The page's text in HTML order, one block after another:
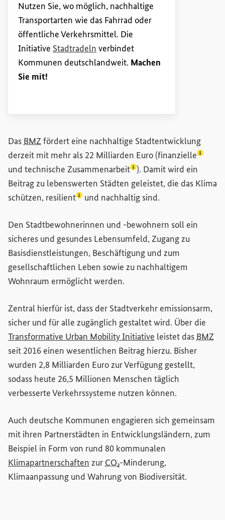
Nutzen Sie, wo möglich, nachhaltige
Transportarten wie das Fahrrad oder
öffentliche Verkehrsmittel. Die
Initiative Stadtradeln (Externer Link)
verbindet
Kommunen deutschlandweit. Machen
Sie mit!
Das BMZfördert eine nachhaltige Stadtentwicklung
derzeit mit mehr als 22 Milliarden Euro (finanzielle
und technische Zusammenarbeit(Lexikon-Eintrag zum
). Damit wird ein
Beitrag zu lebenswerten Städten geleistet, die das Klima
schützen, resilient(Lexikon-Eintrag zum Begriff aufrufen)
und nachhaltig sind.
Den Stadtbewohnerinnen und -bewohnern soll ein
sicheres und gesundes Lebensumfeld, Zugang zu
Basisdienstleistungen, Beschäftigung und zum
gesellschaftlichen Leben sowie zu nachhaltigem
Wohnraum ermöglicht werden.
Zentral hierfür ist, dass der Stadtverkehr emissionsarm,
sicher und für alle zugänglich gestaltet wird. Über die
Transformative Urban Mobility Initiative (Externer Link)
leistet das BMZ
seit 2016 einen wesentlichen Beitrag hierzu. Bisher
wurden 2,8 Milliarden Euro zur Verfügung gestellt,
sodass heute 26,5 Millionen Menschen täglich
verbesserte Verkehrssysteme nutzen können.
Auch deutsche Kommunen engagieren sich gemeinsam
mit ihren Partnerstädten in Entwicklungsländern, zum
Beispiel in Form von rund 80 kommunalen
Klimapartnerschaften (Externer Link)
zur CO₂-Minderung,
Klimaanpassung und Wahrung von Biodiversität.